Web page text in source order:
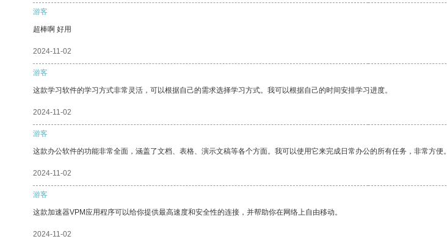
游客
超棒啊 好用
2024-11-02
游客
这款学习软件的学习方式非常灵活，可以根据自己的需求选择学习方式。我可以根据自己的时间安排学习进度。
2024-11-02
游客
这款办公软件的功能非常全面，涵盖了文档、表格、演示文稿等各个方面。我可以使用它来完成日常办公的所有任务，非常方便。
2024-11-02
游客
这款加速器VPM应用程序可以给你提供最高速度和安全性的连接，并帮助你在网络上自由移动。
2024-11-02